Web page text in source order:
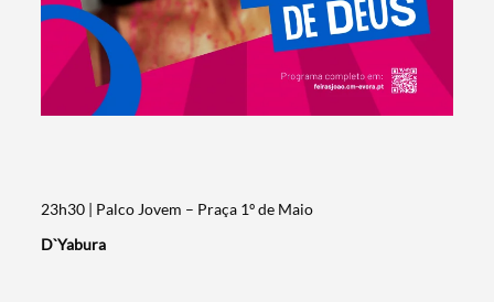
23h30 | Palco Jovem – Praça 1º de Maio
D`Yabura